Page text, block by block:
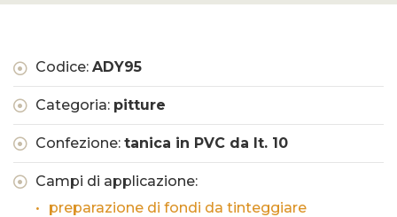
Codice: ADY95
Categoria: pitture
Confezione: tanica in PVC da lt. 10
Campi di applicazione:
preparazione di fondi da tinteggiare